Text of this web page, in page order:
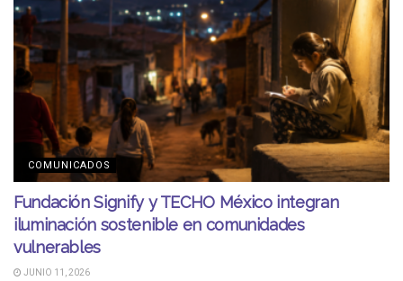
COMUNICADOS
Fundación Signify y TECHO México integran
iluminación sostenible en comunidades
vulnerables
JUNIO 11, 2026